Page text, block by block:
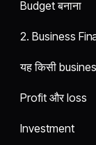
Budget बनाना
2. Business
यह किसी
Profit और loss
Investment